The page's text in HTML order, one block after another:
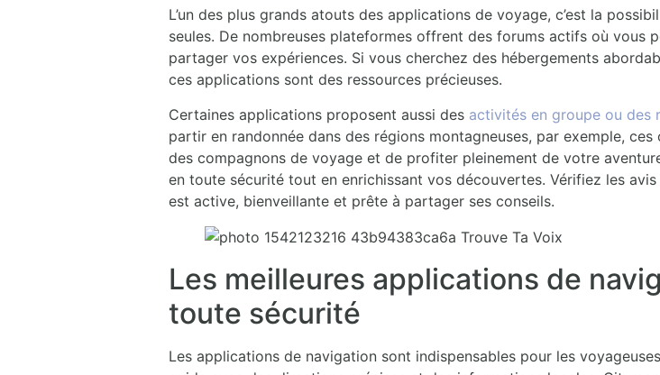
L’un des plus grands atouts des applications de voyage, c’est la
seules. De nombreuses plateformes offrent des forums actifs où vous
partager vos expériences. Si vous cherchez des hébergements
ces applications sont des ressources précieuses.
Certaines applications proposent aussi des activités en groupe ou des
partir en randonnée dans des régions montagneuses, par exemple,
des compagnons de voyage et de profiter pleinement de votre
en toute sécurité tout en enrichissant vos découvertes. Vérifiez les
est active, bienveillante et prête à partager ses conseils.
Les meilleures applications de
toute sécurité
Les applications de navigation sont indispensables pour les